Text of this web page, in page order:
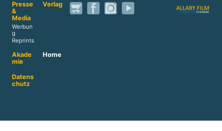
Presse
&
Media
Werbun
g
Reprints
Verlag
Akade
mie
Home
Datens
chutz